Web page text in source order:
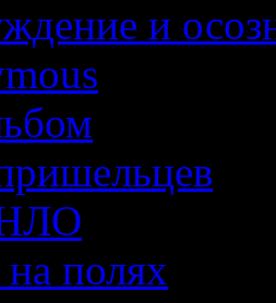
и
полях